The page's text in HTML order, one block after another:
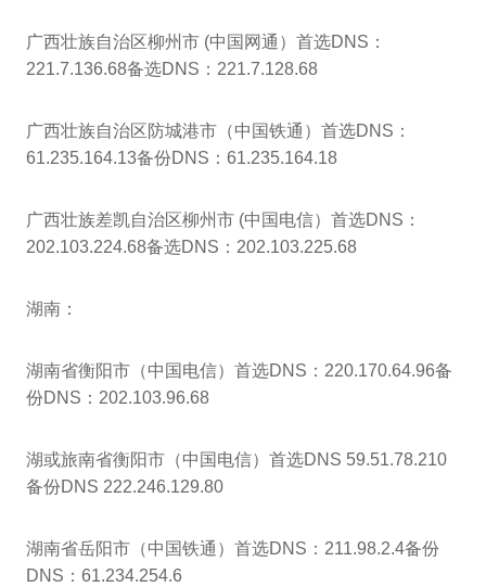
广西壮族自治区柳州市 (中国网通）首选DNS：
221.7.136.68备选DNS：221.7.128.68
广西壮族自治区防城港市（中国铁通）首选DNS：
61.235.164.13备份DNS：61.235.164.18
广西壮族差凯自治区柳州市 (中国电信）首选DNS：
202.103.224.68备选DNS：202.103.225.68
湖南：
湖南省衡阳市（中国电信）首选DNS：220.170.64.96备
份DNS：202.103.96.68
湖或旅南省衡阳市（中国电信）首选DNS 59.51.78.210
备份DNS 222.246.129.80
湖南省岳阳市（中国铁通）首选DNS：211.98.2.4备份
DNS：61.234.254.6